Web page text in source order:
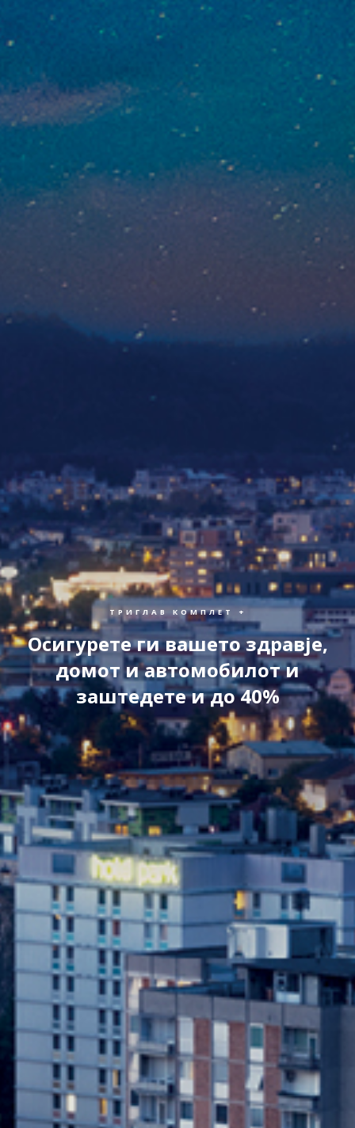
ТРИГЛАВ КОМПЛЕТ +
Осигурете ги вашето здравје,
домот и автомобилот и
заштедете и до 40%